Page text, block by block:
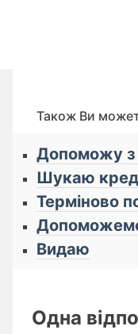
Також Ви
Допоможу
Шукаю
Терміново
Видаю
Одна